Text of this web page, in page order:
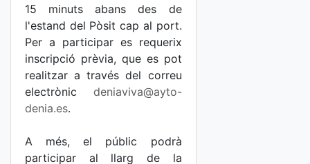
15 minuts abans des de
l'estand del Pòsit cap al port.
Per a participar es requerix
inscripció prèvia, que es pot
realitzar a través del correu
electrònic deniaviva@ayto-
denia.es.
A més, el públic podrà
participar al llarg de la